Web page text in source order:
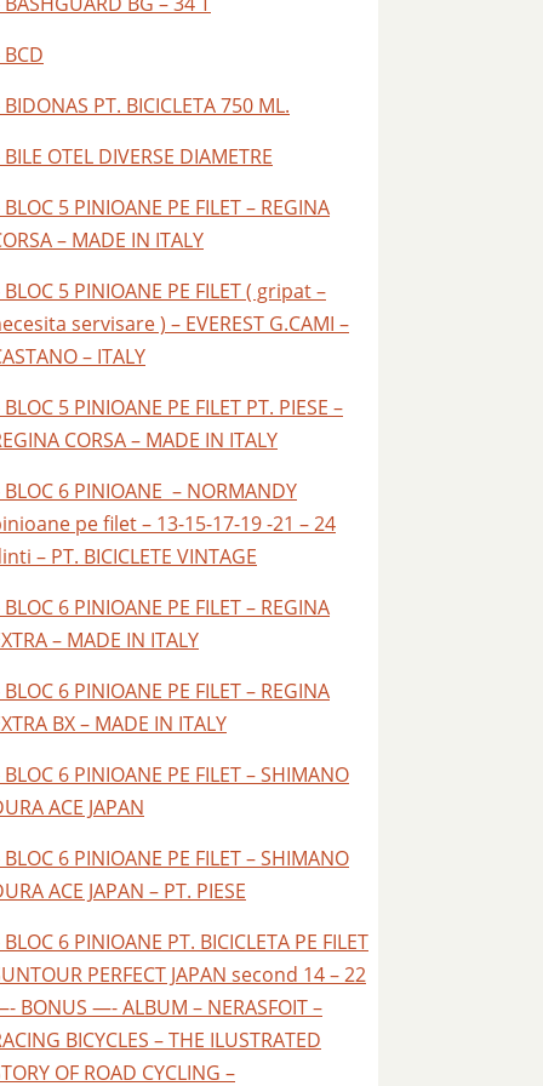
BCD
BIDONAS PT. BICICLETA 750 ML.
BILE OTEL DIVERSE DIAMETRE
BLOC 5 PINIOANE PE FILET – REGINA
– MADE IN ITALY
BLOC 5 PINIOANE PE FILET ( gripat –
servisare ) – EVEREST G.CAMI –
– ITALY
BLOC 5 PINIOANE PE FILET PT. PIESE –
CORSA – MADE IN ITALY
BLOC 6 PINIOANE – NORMANDY
pe filet – 13-15-17-19 -21 – 24
– PT. BICICLETE VINTAGE
BLOC 6 PINIOANE PE FILET – REGINA
– MADE IN ITALY
BLOC 6 PINIOANE PE FILET – REGINA
BX – MADE IN ITALY
BLOC 6 PINIOANE PE FILET – SHIMANO
ACE JAPAN
BLOC 6 PINIOANE PE FILET – SHIMANO
ACE JAPAN – PT. PIESE
BLOC 6 PINIOANE PT. BICICLETA PE FILET
PERFECT JAPAN second 14 – 22
BONUS —- ALBUM – NERASFOIT –
BICYCLES – THE ILUSTRATED
OF ROAD CYCLING –